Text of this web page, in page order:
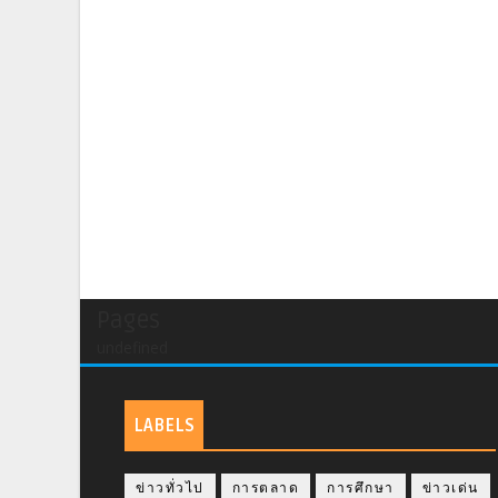
LABELS
ข่าวทั่วไป การตลาด การศึกษา ข่าวเด่น